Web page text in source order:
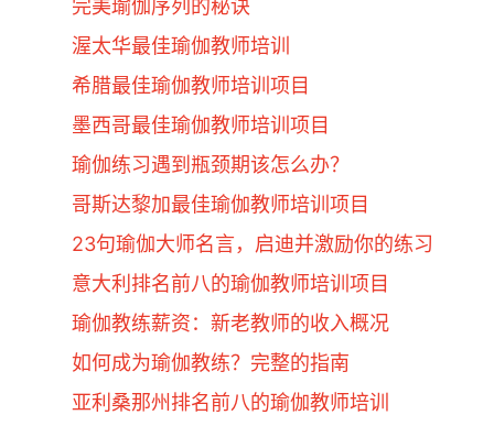
完美瑜伽序列的秘诀
渥太华最佳瑜伽教师培训
希腊最佳瑜伽教师培训项目
墨西哥最佳瑜伽教师培训项目
瑜伽练习遇到瓶颈期该怎么办？
哥斯达黎加最佳瑜伽教师培训项目
23句瑜伽大师名言，启迪并激励你的练习
意大利排名前八的瑜伽教师培训项目
瑜伽教练薪资：新老教师的收入概况
如何成为瑜伽教练？完整的指南
亚利桑那州排名前八的瑜伽教师培训